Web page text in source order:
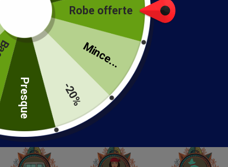
Taille
Ajouter au panier
Robe offerte
Mince...
-20%
Presque